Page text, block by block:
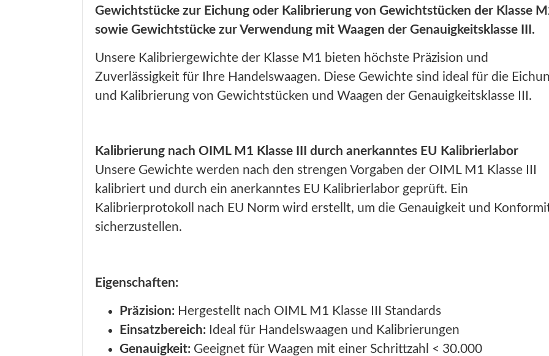
Gewichtstücke zur Eichung oder Kalibrierung von Gewichtstücken der Klasse
sowie Gewichtstücke zur Verwendung mit Waagen der Genauigkeitsklasse III.
Unsere Kalibriergewichte der Klasse M1 bieten höchste Präzision und
Zuverlässigkeit für Ihre Handelswaagen. Diese Gewichte sind ideal für die
und Kalibrierung von Gewichtstücken und Waagen der Genauigkeitsklasse III.
Kalibrierung nach OIML M1 Klasse III durch anerkanntes EU Kalibrierlabor
Unsere Gewichte werden nach den strengen Vorgaben der OIML M1 Klasse III
kalibriert und durch ein anerkanntes EU Kalibrierlabor geprüft. Ein
Kalibrierprotokoll nach EU Norm wird erstellt, um die Genauigkeit und
sicherzustellen.
Eigenschaften:
Präzision: Hergestellt nach OIML M1 Klasse III Standards
Einsatzbereich: Ideal für Handelswaagen und Kalibrierungen
Genauigkeit: Geeignet für Waagen mit einer Schrittzahl < 30.000